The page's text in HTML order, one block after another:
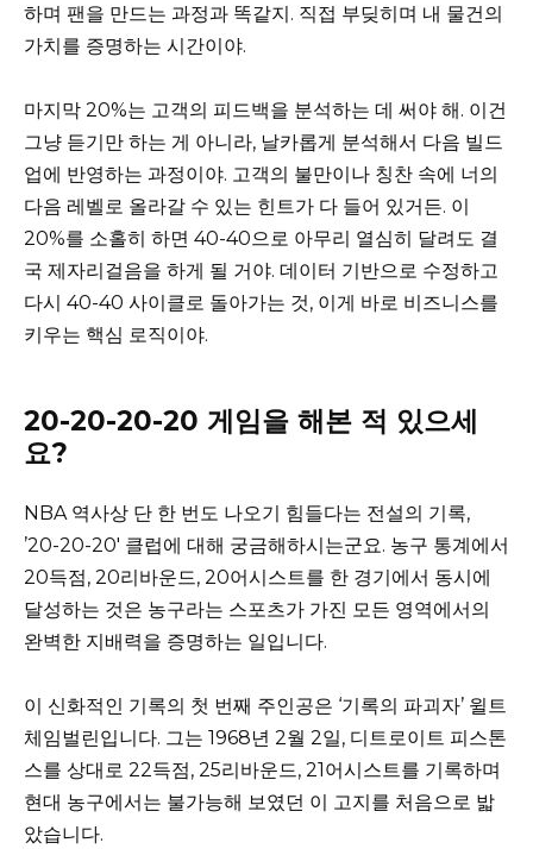
하며 팬을 만드는 과정과 똑같지. 직접 부딪히며 내 물건의
가치를 증명하는 시간이야.
마지막 20%는 고객의 피드백을 분석하는 데 써야 해. 이건
그냥 듣기만 하는 게 아니라, 날카롭게 분석해서 다음 빌드
업에 반영하는 과정이야. 고객의 불만이나 칭찬 속에 너의
다음 레벨로 올라갈 수 있는 힌트가 다 들어 있거든. 이
20%를 소홀히 하면 40-40으로 아무리 열심히 달려도 결
국 제자리걸음을 하게 될 거야. 데이터 기반으로 수정하고
다시 40-40 사이클로 돌아가는 것, 이게 바로 비즈니스를
키우는 핵심 로직이야.
20-20-20-20 게임을 해본 적 있으세
요?
NBA 역사상 단 한 번도 나오기 힘들다는 전설의 기록,
’20-20-20′ 클럽에 대해 궁금해하시는군요. 농구 통계에서
20득점, 20리바운드, 20어시스트를 한 경기에서 동시에
달성하는 것은 농구라는 스포츠가 가진 모든 영역에서의
완벽한 지배력을 증명하는 일입니다.
이 신화적인 기록의 첫 번째 주인공은 ‘기록의 파괴자’ 윌트
체임벌린입니다. 그는 1968년 2월 2일, 디트로이트 피스톤
스를 상대로 22득점, 25리바운드, 21어시스트를 기록하며
현대 농구에서는 불가능해 보였던 이 고지를 처음으로 밟
았습니다.